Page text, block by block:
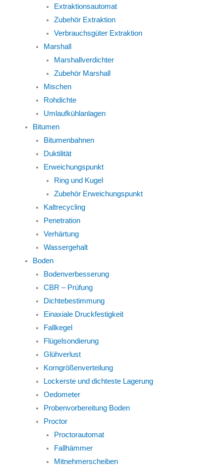
Extraktionsautomat
Zubehör Extraktion
Verbrauchsgüter Extraktion
Marshall
Marshallverdichter
Zubehör Marshall
Mischen
Rohdichte
Umlaufkühlanlagen
Bitumen
Bitumenbahnen
Duktilität
Erweichungspunkt
Ring und Kugel
Zubehör Erweichungspunkt
Kaltrecycling
Penetration
Verhärtung
Wassergehalt
Boden
Bodenverbesserung
CBR – Prüfung
Dichtebestimmung
Einaxiale Druckfestigkeit
Fallkegel
Flügelsondierung
Glühverlust
Korngrößenverteilung
Lockerste und dichteste Lagerung
Oedometer
Probenvorbereitung Boden
Proctor
Proctorautomat
Fallhämmer
Mitnehmerscheiben